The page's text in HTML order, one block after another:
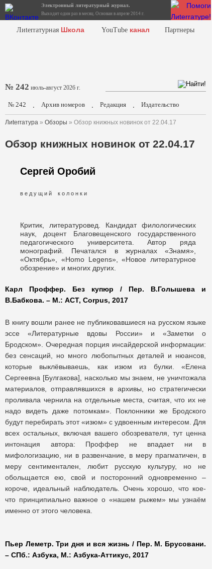
Электронный литературный журнал.
Выходит один раз в месяц. Основан в апреле 2014 г.
Лиterraтурная Школа YouTube канал Партнеры
№ 242 июль-август 2026 г.
№ 242 . Архив номеров . Редакция . Издательство
Лиterraтура » Обзоры » Обзор книжных новинок от 22.04.17
Обзор книжных новинок от 22.04.17
Сергей Оробий
в е д у щ и й к о л о н к и
Критик, литературовед. Кандидат филологических
наук, доцент Благовещенского государственного
педагогического университета. Автор ряда
монографий. Печатался в журналах «Знамя»,
«Октябрь», «Homo Legens», «Новое литературное
обозрение» и многих других.
Карл Проффер. Без купюр / Пер. В.Голышева и
В.Бабкова. – М.: АСТ, Corpus, 2017
В книгу вошли ранее не публиковавшиеся на русском языке
эссе «Литературные вдовы России» и «Заметки о
Бродском». Очередная порция инсайдерской информации:
без сенсаций, но много любопытных деталей и нюансов,
которые выклёвываешь, как изюм из булки. «Елена
Сергеевна [Булгакова], насколько мы знаем, не уничтожала
материалов, отправлявшихся в архивы, но стратегически
проливала чернила на отдельные места, считая, что их не
надо видеть даже потомкам». Поклонники же Бродского
будут перебирать этот «изюм» с удвоенным интересом. Для
всех остальных, включая вашего обозревателя, тут ценна
интонация автора: Проффер не впадает ни в
мифологизацию, ни в развенчание, в меру прагматичен, в
меру сентиментален, любит русскую культуру, но не
обольщается ею, свой и посторонний одновременно –
короче, идеальный наблюдатель. Очень хорошо, что кое-
что принципиально важное о «нашем рыжем» мы узнаём
именно от этого человека.
Пьер Леметр. Три дня и вся жизнь / Пер. М. Брусовани.
– СПб.: Азбука, М.: Азбука-Аттикус, 2017